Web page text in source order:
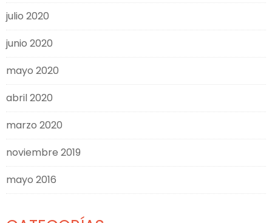
julio 2020
junio 2020
mayo 2020
abril 2020
marzo 2020
noviembre 2019
mayo 2016